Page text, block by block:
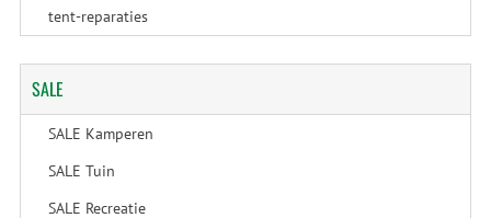
tent-reparaties
SALE
SALE Kamperen
SALE Tuin
SALE Recreatie